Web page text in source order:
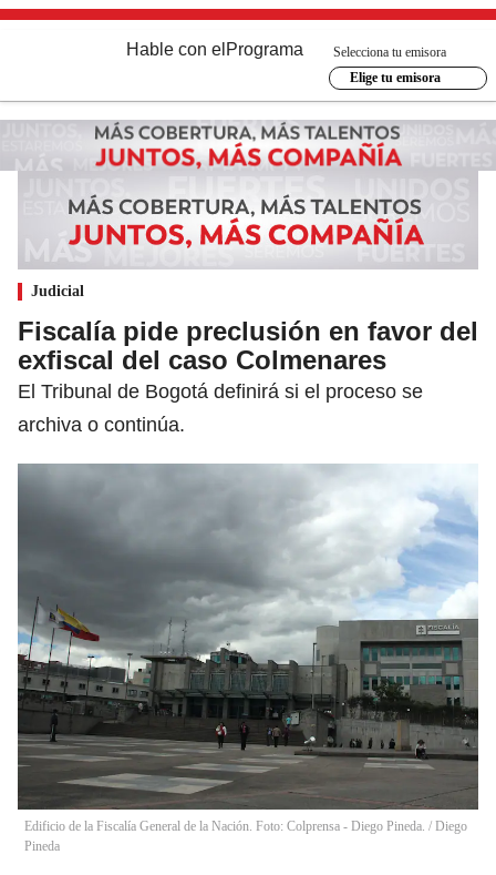
Hable con el Programa
Selecciona tu emisora
Elige tu emisora
Judicial
Fiscalía pide preclusión en favor del
exfiscal del caso Colmenares
El Tribunal de Bogotá definirá si el proceso se
archiva o continúa.
Edificio de la Fiscalía General de la Nación. Foto: Colprensa - Diego Pineda. / Diego
Pineda